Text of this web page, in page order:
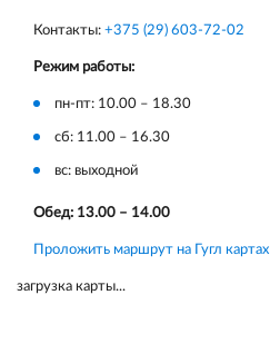
Контакты: +375 (29) 603-72-02
Режим работы:
пн-пт: 10.00 – 18.30
сб: 11.00 – 16.30
вс: выходной
Обед: 13.00 – 14.00
Проложить маршрут на Гугл картах
загрузка карты...